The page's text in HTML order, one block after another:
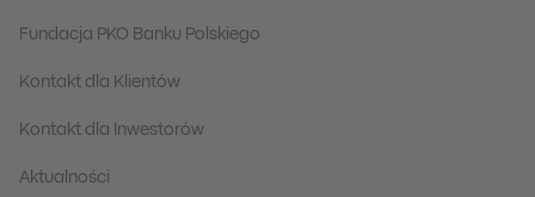
Fundacja PKO Banku Polskiego
Kontakt dla Klientów
Kontakt dla Inwestorów
Aktualności